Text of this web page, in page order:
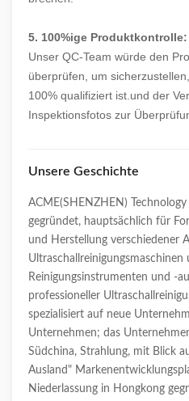
5. 100%ige Produktkontrolle:
Unser QC-Team würde den
überprüfen, um
100% qualifiziert ist.und der
Inspektionsfotos zur
Unsere Geschichte
ACME(SHENZHEN)
gegründet, hauptsächlich für
und Herstellung verschiedener
Ultraschallreinigungsmaschinen
Reinigungsinstrumenten und -
professioneller
spezialisiert auf neue
Unternehmen; das
Südchina, Strahlung, mit Blick
Ausland"
Niederlassung in Hongkong